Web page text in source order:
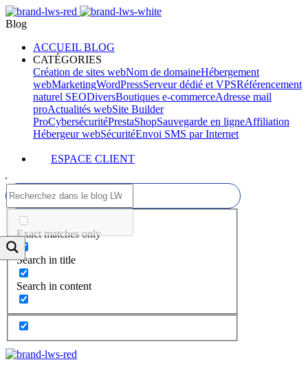
Blog
ACCUEIL BLOG
CATÉGORIES
Création de sites webNom de domaineHébergement
webMarketingWordPressServeur dédié et VPSRéférencement
naturel SEODiversBoutiques e-commerceAdresse mail
proActualités webSite Builder
ProCybersécuritéPrestaShopSauvegarde en ligneAffiliation
Hébergeur webSécuritéEnvoi SMS par Internet
ESPACE CLIENT
Exact matches only
Search in title
Search in content